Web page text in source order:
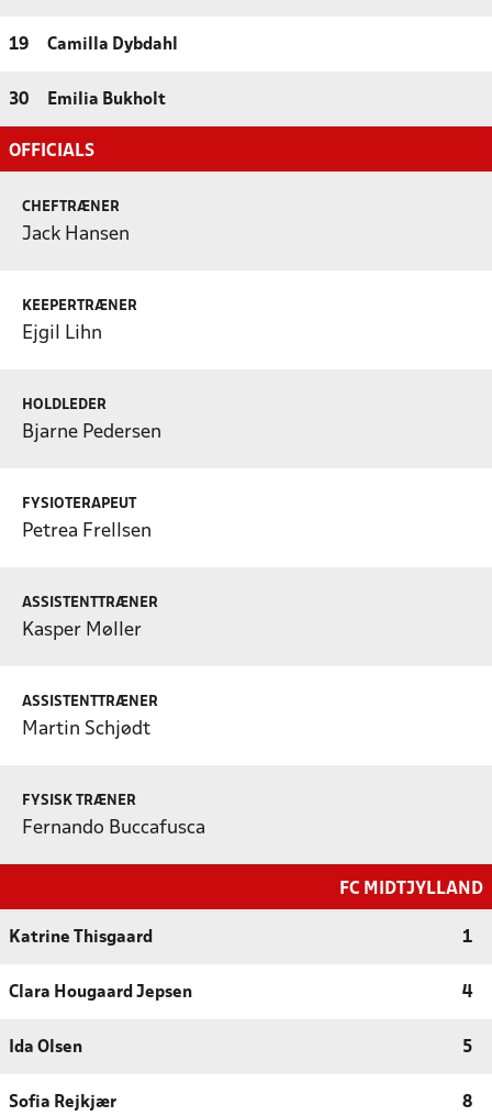
19 Camilla Dybdahl
30 Emilia Bukholt
OFFICIALS
CHEFTRÆNER
Jack Hansen
KEEPERTRÆNER
Ejgil Lihn
HOLDLEDER
Bjarne Pedersen
FYSIOTERAPEUT
Petrea Frellsen
ASSISTENTTRÆNER
Kasper Møller
ASSISTENTTRÆNER
Martin Schjødt
FYSISK TRÆNER
Fernando Buccafusca
FC MIDTJYLLAND
Katrine Thisgaard 1
Clara Hougaard Jepsen 4
Ida Olsen 5
Sofia Rejkjær 8